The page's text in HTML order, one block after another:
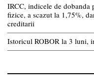
IRCC, indicele de dobanda
fizice, a scazut la 1,75%,
creditarii
Istoricul ROBOR la 3 luni,